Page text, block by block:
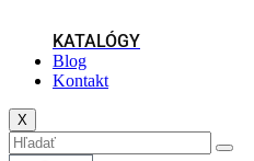
KATALÓGY
Blog
Kontakt
X